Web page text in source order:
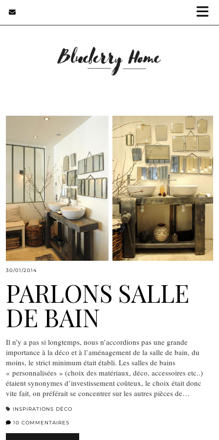
30/01/2014
PARLONS SALLE
DE BAIN
Il n’y a pas si longtemps, nous n’accordions pas une grande
importance à la déco et à l’aménagement de la salle de bain, du
moins, le strict minimum était établi. Les salles de bains
« personnalisées » (choix des matériaux, déco, accessoires etc..)
étaient synonymes d’investissement coûteux, le choix était donc
vite fait, on préférait se concentrer sur les autres pièces de…
INSPIRATIONS DÉCO
10 COMMENTAIRES